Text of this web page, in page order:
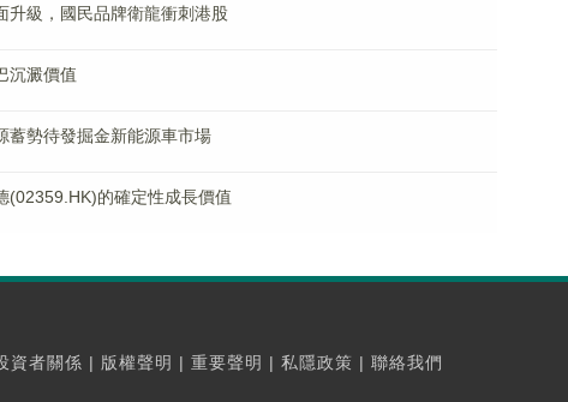
升級，國民品牌衛龍衝刺港股
沉澱價值
蓄勢待發掘金新能源車市場
(02359.HK)的確定性成長價值
資者關係 | 版權聲明 | 重要聲明 | 私隱政策 | 聯絡我們